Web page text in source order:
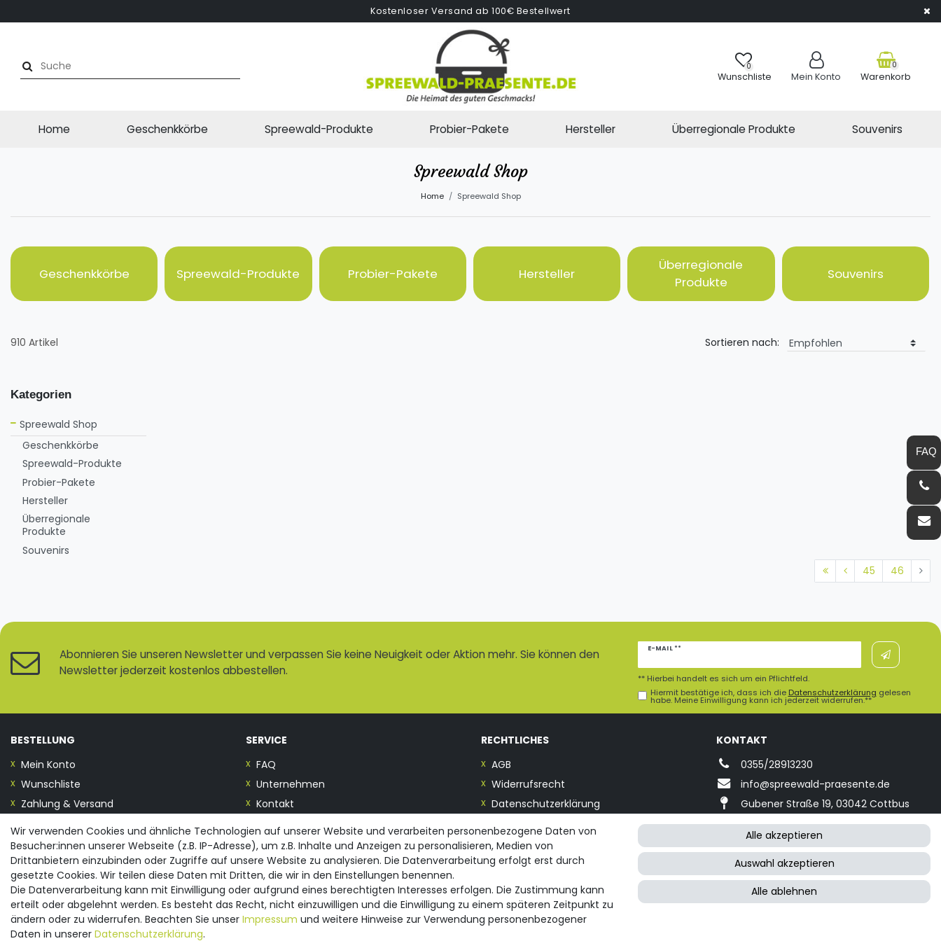
Kostenloser Versand ab 100€ Bestellwert
0
Wunschliste Mein Konto
0
Warenkorb
Home Geschenkkörbe Spreewald-Produkte Probier-Pakete Hersteller Überregionale Produkte Souvenirs
Spreewald Shop
Home Spreewald Shop
Geschenkkörbe Spreewald-Produkte Probier-Pakete Hersteller
Überregionale
Produkte
Souvenirs
910 Artikel Sortieren nach:
Kategorien
Spreewald Shop
Geschenkkörbe
Spreewald-Produkte
Probier-Pakete
Hersteller
Überregionale
Produkte
Souvenirs
45
46
Abonnieren Sie unseren Newsletter und verpassen Sie keine Neuigkeit oder Aktion mehr. Sie können den
Newsletter jederzeit kostenlos abbestellen.
E-MAIL **
Newsletter
Hiermit bestätige ich, dass ich die Daten­schutz­erklärung gelesen
habe. Meine Einwilligung kann ich jederzeit widerrufen.**
** Hierbei handelt es sich um ein Pflichtfeld.
BESTELLUNG
Mein Konto
Wunschliste
Zahlung & Versand
Vertrag widerrufen
SERVICE
FAQ
Unternehmen
Kontakt
RECHTLICHES
AGB
Widerrufsrecht
Datenschutzerklärung
KONTAKT
0355/28913230
info@spreewald-praesente.de
Gubener Straße 19, 03042 Cottbus
© 2026 spreewald-praesente.de| Design by neoprisma
Alle Preise inkl. MwSt., zzgl. Versandkosten
Wir verwenden Cookies und ähnliche Technologien auf unserer Website und verarbeiten personenbezogene Daten von
Besucher:innen unserer Webseite (z.B. IP-Adresse), um z.B. Inhalte und Anzeigen zu personalisieren, Medien von
Drittanbietern einzubinden oder Zugriffe auf unsere Website zu analysieren. Die Datenverarbeitung erfolgt erst durch
gesetzte Cookies. Wir teilen diese Daten mit Dritten, die wir in den Einstellungen benennen.
Die Datenverarbeitung kann mit Einwilligung oder aufgrund eines berechtigten Interesses erfolgen. Die Zustimmung kann
erteilt oder abgelehnt werden. Es besteht das Recht, nicht einzuwilligen und die Einwilligung zu einem späteren Zeitpunkt zu
ändern oder zu widerrufen. Beachten Sie unser Impressum und weitere Hinweise zur Verwendung personenbezogener
Daten in unserer Daten­schutz­erklärung.
Alle akzeptieren
Alle ablehnen
Auswahl akzeptieren